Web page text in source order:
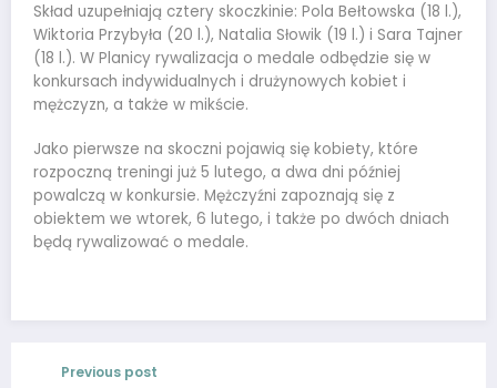
Skład uzupełniają cztery skoczkinie: Pola Bełtowska (18 l.),
Wiktoria Przybyła (20 l.), Natalia Słowik (19 l.) i Sara Tajner
(18 l.). W Planicy rywalizacja o medale odbędzie się w
konkursach indywidualnych i drużynowych kobiet i
mężczyzn, a także w mikście.
Jako pierwsze na skoczni pojawią się kobiety, które
rozpoczną treningi już 5 lutego, a dwa dni później
powalczą w konkursie. Mężczyźni zapoznają się z
obiektem we wtorek, 6 lutego, i także po dwóch dniach
będą rywalizować o medale.
Previous post